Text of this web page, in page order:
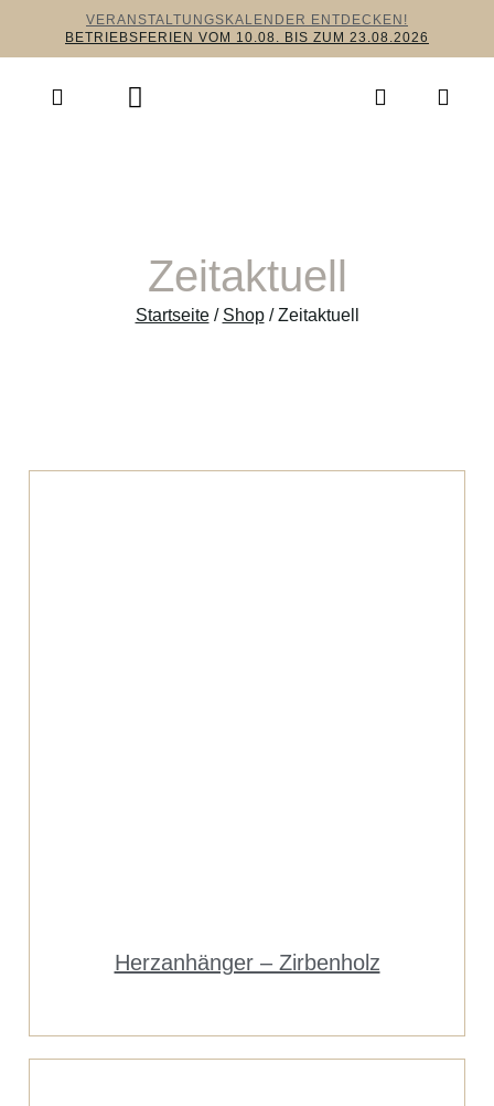
VERANSTALTUNGSKALENDER ENTDECKEN!
BETRIEBSFERIEN VOM 10.08. BIS ZUM 23.08.2026
Zeitaktuell
Startseite/ Shop/ Zeitaktuell
Herzanhänger – Zirbenholz